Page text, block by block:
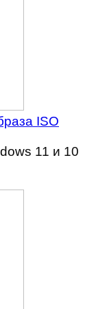
ISO
11 и 10